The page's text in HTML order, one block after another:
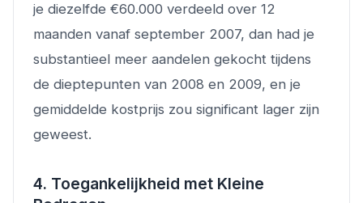
je diezelfde €60.000 verdeeld over 12
maanden vanaf september 2007, dan had je
substantieel meer aandelen gekocht tijdens
de dieptepunten van 2008 en 2009, en je
gemiddelde kostprijs zou significant lager zijn
geweest.
4. Toegankelijkheid met Kleine